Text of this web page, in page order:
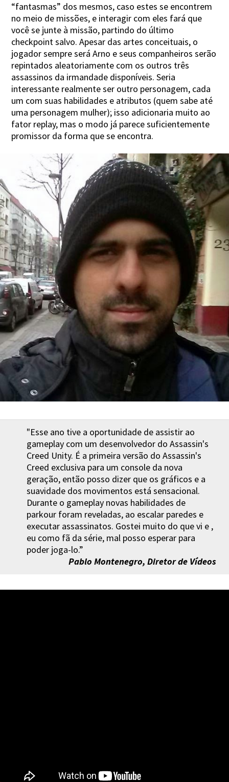
“fantasmas” dos mesmos, caso estes se encontrem
no meio de missões, e interagir com eles fará que
você se junte à missão, partindo do último
checkpoint salvo. Apesar das artes conceituais, o
jogador sempre será Arno e seus companheiros serão
repintados aleatoriamente com os outros três
assassinos da irmandade disponíveis. Seria
interessante realmente ser outro personagem, cada
um com suas habilidades e atributos (quem sabe até
uma personagem mulher); isso adicionaria muito ao
fator replay, mas o modo já parece suficientemente
promissor da forma que se encontra.
"Esse ano tive a oportunidade de assistir ao
gameplay com um desenvolvedor do Assassin's
Creed Unity. É a primeira versão do Assassin's
Creed exclusiva para um console da nova
geração, então posso dizer que os gráficos e a
suavidade dos movimentos está sensacional.
Durante o gameplay novas habilidades de
parkour foram reveladas, ao escalar paredes e
executar assassinatos. Gostei muito do que vi e ,
eu como fã da série, mal posso esperar para
poder joga-lo.”
Pablo Montenegro, Diretor de Vídeos